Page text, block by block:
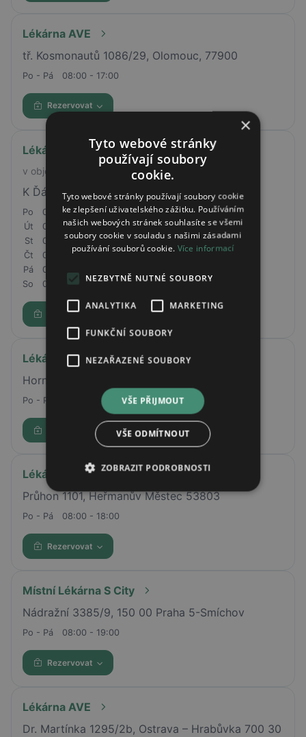
Lékárna AVE
tř. Kosmonautů 1086/29, Olomouc, 77900
Po - Pá 08:00 - 17:00
Rezervovat
Lékárna Chabry (OOVL L Kbely)
v objektu Billy
K Ďáblicům 1117/1, Praha 8, 18400
Po
08:00 - 18:00
Út
08:00 - 18:00
St
08:00 - 18:00
Čt
08:00 - 18:00
Pá
08:00 - 18:00
So
08:30 - 14:00
Rezervovat
Lékárna AVE
Horní náměstí 104/1, Opava, 74601
Po - Pá 07:30 - 18:00
Lékárna AVE
Průhon 1101, Heřmanův Městec 53803
Po - Pá 08:00 - 18:00
Rezervovat
Místní Lékárna S City
Nádražní 3385/9, 150 00 Praha 5-Smíchov
Po - Pá 08:00 - 19:00
Rezervovat
Lékárna AVE
Dr. Martínka 1295/2b, Ostrava – Hrabůvka 700 30
×
Tyto webové stránky
používají soubory
cookie.
Tyto webové stránky používají soubory cookie
ke zlepšení uživatelského zážitku. Používáním
našich webových stránek souhlasíte se všemi
soubory cookie v souladu s našimi zásadami
používání souborů cookie. Více informací
NEZBYTNĚ NUTNÉ SOUBORY
ANALYTIKA MARKETING
FUNKČNÍ SOUBORY
NEZAŘAZENÉ SOUBORY
VŠE PŘIJMOUT
VŠE ODMÍTNOUT
ZOBRAZIT PODROBNOSTI